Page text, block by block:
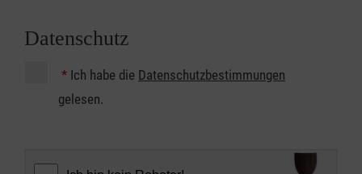
Datenschutz
* Ich habe die Datenschutzbestimmungen
gelesen.